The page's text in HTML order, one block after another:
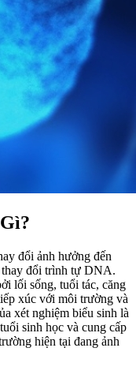
đổi ảnh hưởng đến
thay đổi trình tự DNA.
lối sống, tuổi tác, căng
xúc với môi trường và
xét nghiệm biểu sinh là
sinh học và cung cấp
hiện tại đang ảnh